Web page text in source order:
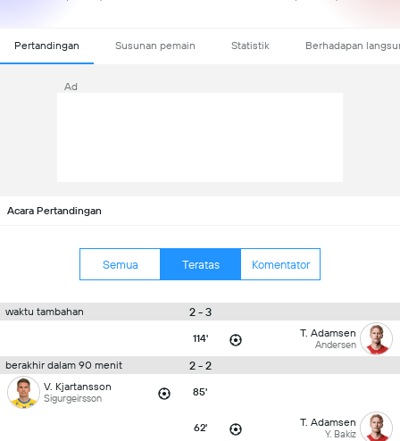
Pertandingan Susunan pemain Statistik Berhadapan
Ad
Acara Pertandingan
Semua Teratas Komentator
waktu tambahan 2 - 3
114' T. Adamsen
Andersen
berakhir dalam 90 menit 2 - 2
V. Kjartansson
Sigurgeirsson 85'
62' T. Adamsen
Y. Bakiz